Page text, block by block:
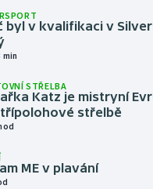
byl v kvalifikaci v
min
STŘELBA
Katz je mistryní
třípolohové střelbě
ME v plavání